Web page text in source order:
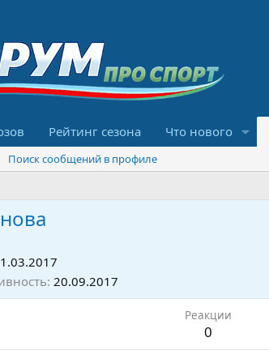
Рейтинг сезона Что нового
Поиск сообщений в профиле
20.09.2017
Реакции
0